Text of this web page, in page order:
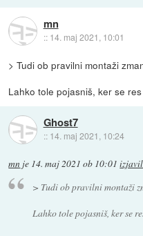
mn
:: 14. maj 2021, 10:01
> Tudi ob pravilni montaži
Lahko tole pojasniš, ker se
Ghost7
:: 14. maj 2021, 10:24
mn je 14. maj 2021 ob 10:01 izjavil
> Tudi ob pravilni montaži
Lahko tole pojasniš, ker se